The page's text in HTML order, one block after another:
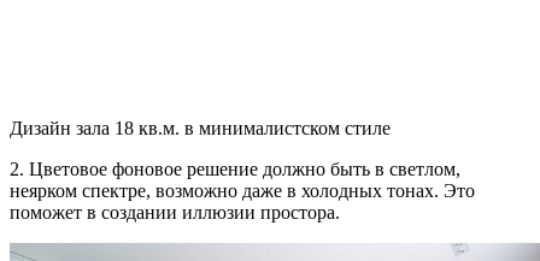
Дизайн зала 18 кв.м. в минималистском стиле
2. Цветовое фоновое решение должно быть в светлом,
неярком спектре, возможно даже в холодных тонах. Это
поможет в создании иллюзии простора.